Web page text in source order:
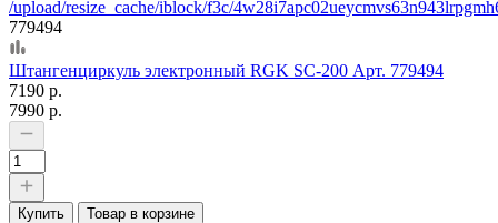
779494
Штангенциркуль электронный RGK SC-200 Арт. 779494
7190 р.
7990 р.
Купить Товар в корзине